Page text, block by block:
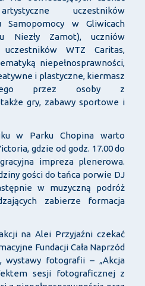
uczestników
Samopomocy w Gliwicach
Niezły Zamot), uczniów
WTZ Caritas,
niepełnosprawności,
i plastyczne, kiermasz
przez osoby z
gry, zabawy sportowe i
w Parku Chopina warto
gdzie od godz. 17.00 do
impreza plenerowa.
gości do tańca porwie DJ
w muzyczną podróż
zabierze formacja
na Alei Przyjaźni czekać
Fundacji Cała Naprzód
wystawy fotografii – „Akcja
sesji fotograficznej z